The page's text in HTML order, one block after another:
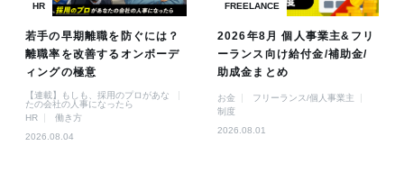
HR
若手の早期離職を防ぐには？
離職率を改善するオンボーデ
ィングの極意
【連載】もしも、採用のプロがあな
たの会社の人事になったら
HR
働き方
2026.08.04
FREELANCE
2026年8月 個人事業主&フリ
ーランス向け給付金/補助金/
助成金まとめ
お金
フリーランス/個人事業主
制度
2026.08.01